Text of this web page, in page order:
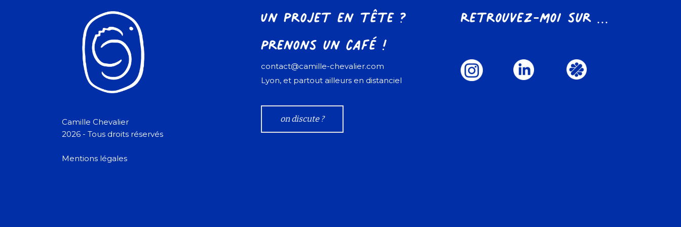
Camille Chevalier
2026 - Tous droits réservés
Mentions légales
Un projet en tête ?
Prenons un café !
contact@camille-chevalier.com
Lyon, et partout ailleurs en distanciel
on discute ?
Retrouvez-moi sur ...